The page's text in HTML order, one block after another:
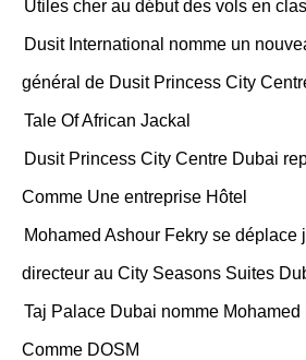
Utiles cher au début des vols en
Dusit International nomme un
général de Dusit Princess City
Tale Of African Jackal
Dusit Princess City Centre Dubai
Comme Une entreprise Hôtel
Mohamed Ashour Fekry se déplace
directeur au City Seasons Suites
Taj Palace Dubai nomme Mohamed
Comme DOSM